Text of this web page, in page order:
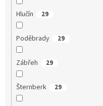
Hlučín 29
Poděbrady 29
Zábřeh 29
Šternberk 29